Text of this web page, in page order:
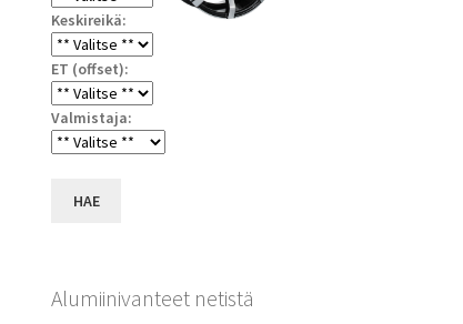
Keskireikä:
ET (offset):
Valmistaja:
HAE
Alumiinivanteet netistä